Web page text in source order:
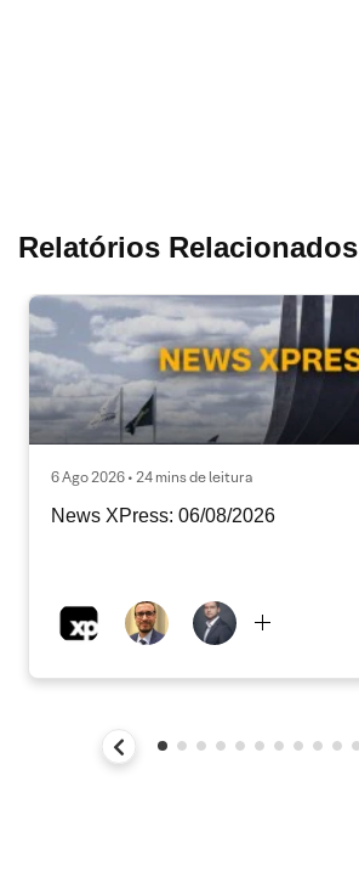
Relatórios Relacionados
6 Ago 2026 • 24 mins de leitura
News XPress: 06/08/2026